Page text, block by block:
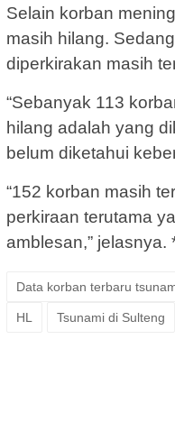
Selain korban
masih hilang.
diperkirakan masih
“Sebanyak 113
hilang adalah yang
belum diketahui
“152 korban masih
perkiraan terutama
amblesan,” jelasnya.
Data korban terbaru
HL Tsunami di Sulteng